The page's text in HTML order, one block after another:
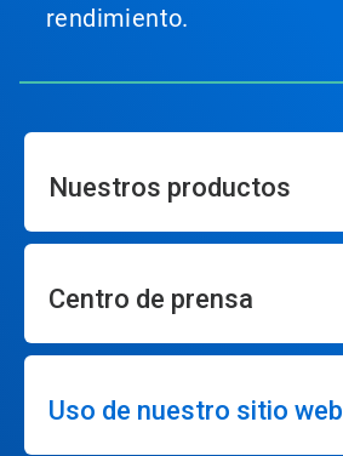
rendimiento.
Nuestros productos
Centro de prensa
Uso de nuestro sitio web